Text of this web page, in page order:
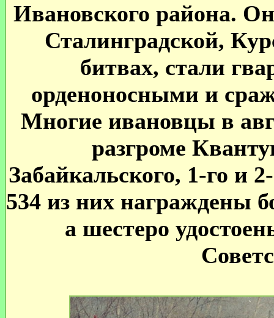
Ивановского района.
Сталинградской,
битвах, стали
орденоносными и
Многие ивановцы в
разгроме
Забайкальского, 1-го и
534 из них награждены
а шестеро